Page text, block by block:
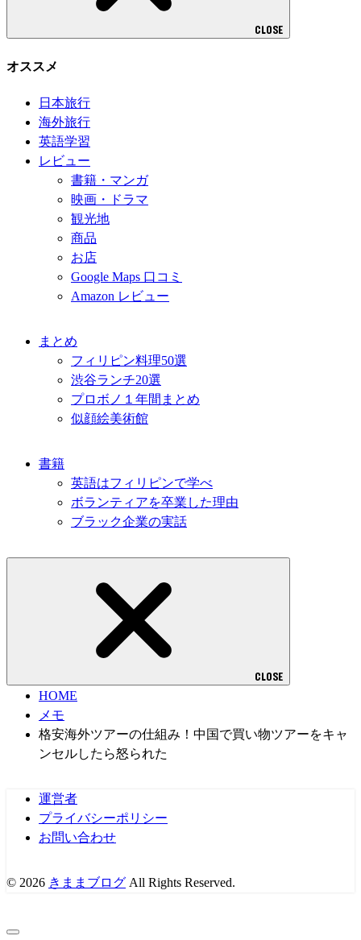
CLOSE
オススメ
日本旅行
海外旅行
英語学習
レビュー
書籍・マンガ
映画・ドラマ
観光地
商品
お店
Google Maps 口コミ
Amazon レビュー
まとめ
フィリピン料理50選
渋谷ランチ20選
プロボノ１年間まとめ
似顔絵美術館
書籍
英語はフィリピンで学べ
ボランティアを卒業した理由
ブラック企業の実話
CLOSE
HOME
メモ
格安海外ツアーの仕組み！中国で買い物ツアーをキャ
ンセルしたら怒られた
運営者
プライバシーポリシー
お問い合わせ
© 2026 きままブログ All Rights Reserved.